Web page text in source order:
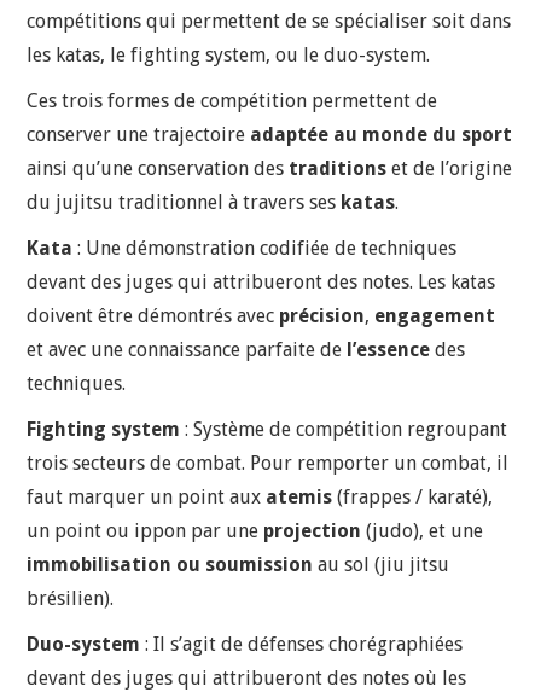
compétitions qui permettent de se spécialiser soit dans
les katas, le fighting system, ou le duo-system.
Ces trois formes de compétition permettent de
conserver une trajectoire adaptée au monde du sport
ainsi qu’une conservation des traditions et de l’origine
du jujitsu traditionnel à travers ses katas.
Kata : Une démonstration codifiée de techniques
devant des juges qui attribueront des notes. Les katas
doivent être démontrés avec précision, engagement
et avec une connaissance parfaite de l’essence des
techniques.
Fighting system : Système de compétition regroupant
trois secteurs de combat. Pour remporter un combat, il
faut marquer un point aux atemis (frappes / karaté),
un point ou ippon par une projection (judo), et une
immobilisation ou soumission au sol (jiu jitsu
brésilien).
Duo-system : Il s’agit de défenses chorégraphiées
devant des juges qui attribueront des notes où les